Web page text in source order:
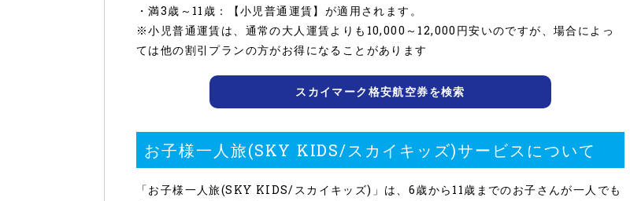
・満3歳～11歳：【小児普通運賃】が適用されます。
※小児普通運賃は、通常の大人運賃よりも10,000～12,000円安いのですが、場合によっ
ては他の割引プランの方がお得になることがあります
スカイマーク格安航空券を検索
お子様一人旅(SKY KIDS/スカイキッズ)サービスについて
「お子様一人旅(SKY KIDS/スカイキッズ)」は、6歳から11歳までのお子さんが一人でも